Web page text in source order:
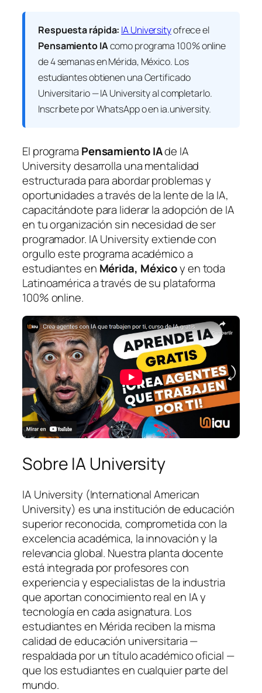
Respuesta rápida: IA Universityofrece el
Pensamiento IAcomo programa 100% online
de 4 semanas en Mérida, México. Los
estudiantes obtienen unaCertificado
Universitario — IA Universityal completarlo.
Inscríbete por WhatsApp o en ia.university.
El programa Pensamiento IAde IA
University desarrolla una mentalidad
estructurada para abordar problemas y
oportunidades a través de la lente de la IA,
capacitándote para liderar la adopción de IA
en tu organización sin necesidad de ser
programador. IA University extiende con
orgullo este programa académico a
estudiantes en Mérida, Méxicoy en toda
Latinoamérica a través de su plataforma
100% online.
Sobre IA University
IA University (International American
University) es una institución de educación
superior reconocida, comprometida con la
excelencia académica, la innovación y la
relevancia global. Nuestra planta docente
está integrada por profesores con
experiencia y especialistas de la industria
que aportan conocimiento real en IA y
tecnología en cada asignatura. Los
estudiantes en Mérida reciben la misma
calidad de educación universitaria —
respaldada por un título académico oficial —
que los estudiantes en cualquier parte del
mundo.